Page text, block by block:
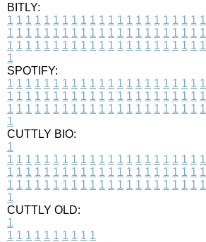
BITLY:
1 1 1 1 1 1 1 1 1 1 1 1 1 1 1 1 1 1 1 1 1 1
1 1 1 1 1 1 1 1 1 1 1 1 1 1 1 1 1 1 1 1 1 1
1 1 1 1 1 1 1 1 1 1 1 1 1 1 1 1 1 1 1 1 1 1
1
SPOTIFY:
1 1 1 1 1 1 1 1 1 1 1 1 1 1 1 1 1 1 1 1 1 1
1 1 1 1 1 1 1 1 1 1 1 1 1 1 1 1 1 1 1 1 1 1
1 1 1 1 1 1 1 1 1 1 1 1 1 1 1 1 1 1 1 1 1 1
1
CUTTLY BIO:
1
1 1 1 1 1 1 1 1 1 1 1 1 1 1 1 1 1 1 1 1 1 1
1 1 1 1 1 1 1 1 1 1 1 1 1 1 1 1 1 1 1 1 1 1
1 1 1 1 1 1 1 1 1 1 1 1 1 1 1 1 1 1 1 1 1 1
1
CUTTLY OLD:
1
1 1 1 1 1 1 1 1 1 1